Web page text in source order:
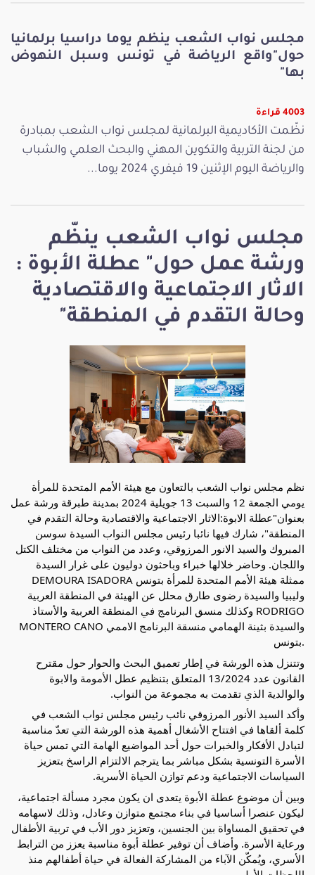
مجلس نواب الشعب ينظّم
ورشة عمل حول" عطلة الأبوة :
الاثار الاجتماعية والاقتصادية
وحالة التقدم في المنطقة"
نظم مجلس نواب الشعب بالتعاون مع هيئة الأمم المتحدة للمرأة
يومي الجمعة 12 والسبت 13 جويلية 2024 بمدينة طبرقة ورشة عمل
بعنوان"عطلة الابوة:الاثار الاجتماعية والاقتصادية وحالة التقدم في
المنطقة"، شارك فيها نائبا رئيس مجلس النواب السيدة سوسن
المبروك والسيد الانور المرزوقي، وعدد من النواب من مختلف الكتل
واللجان. وحاضر خلالها خبراء وباحثون دوليون على غرار السيدة
DEMOURA ISADORA ممثلة هيئة الأمم المتحدة للمرأة بتونس
وليبيا والسيدة رضوى طارق محلل عن الهيئة في المنطقة العربية
وكذلك منسق البرنامج في المنطقة العربية والأستاذ RODRIGO
MONTERO CANO والسيدة بثينة الهمامي منسقة البرنامج الاممي
بتونس.
وتتنزل هذه الورشة في إطار تعميق البحث والحوار حول مقترح
القانون عدد 13/2024 المتعلق بتنظيم عطل الأمومة والابوة
والوالدية الذي تقدمت به مجموعة من النواب.
وأكد السيد الأنور المرزوقي نائب رئيس مجلس نواب الشعب في
كلمة ألقاها في افتتاح الأشغال أهمية هذه الورشة التي تعدّ مناسبة
لتبادل الأفكار والخبرات حول أحد المواضيع الهامة التي تمس حياة
الأسرة التونسية بشكل مباشر بما يترجم الالتزام الراسخ بتعزيز
السياسات الاجتماعية ودعم توازن الحياة الأسرية.
وبين أن موضوع عطلة الأبوة يتعدى ان يكون مجرد مسألة اجتماعية،
ليكون عنصرا أساسيا في بناء مجتمع متوازن وعادل، وذلك لاسهامه
في تحقيق المساواة بين الجنسين، وتعزيز دور الأب في تربية الأطفال
ورعاية الأسرة. وأضاف أن توفير عطلة أبوة مناسبة يعزز من الترابط
الأسري، ويُمكّن الآباء من المشاركة الفعالة في حياة أطفالهم منذ
مجلس نواب الشعب ينظم يوما دراسيا برلمانيا
حول"واقع الرياضة في تونس وسبل النهوض
بها"
4003 قراءة
نظّمت الأكاديمية البرلمانية لمجلس نواب الشعب بمبادرة
من لجنة التربية والتكوين المهني والبحث العلمي والشباب
والرياضة اليوم الإثنين 19 فيفري 2024 يوما...